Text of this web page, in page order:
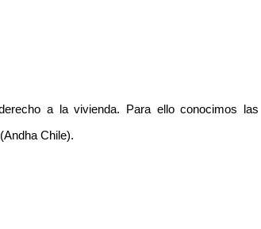
a la vivienda. Para ello conocimos
Chile).